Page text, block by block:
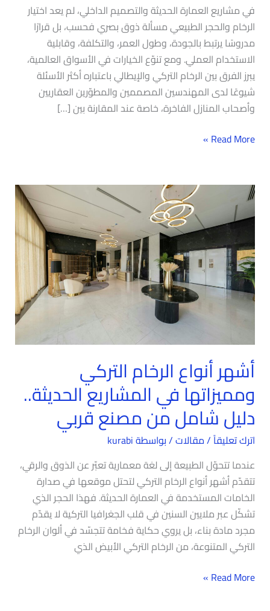
في مشاريع العمارة الحديثة والتصميم الداخلي، لم يعد اختيار
الرخام والحجر الطبيعي مسألة ذوق بصري فحسب، بل قرارًا
مدروسًا يرتبط بالجودة، وطول العمر، والتكلفة، وقابلية
الاستخدام العملي. ومع تنوّع الخيارات في الأسواق العالمية،
يبرز الفرق بين الرخام التركي والإيطالي باعتباره أكثر الأسئلة
شيوعًا لدى المهندسين المصممين والمطوّرين العقاريين
وأصحاب المنازل الفاخرة، خاصة عند المقارنة بين […]
Read More »
أشهر أنواع الرخام التركي
ومميزاتها في المشاريع الحديثة..
دليل شامل من مصنع قربي
اترك تعليقاً/مقالات/ بواسطةkurabi
عندما تتحوّل الطبيعة إلى لغة معمارية تعبّر عن الذوق والرقي،
تتقدّم أشهر أنواع الرخام التركي لتحتل موقعها في صدارة
الخامات المستخدمة في العمارة الحديثة. فهذا الحجر الذي
تشكّل عبر ملايين السنين في قلب الجغرافيا التركية لا يقدّم
مجرد مادة بناء، بل يروي حكاية فخامة تتجسّد في ألوان الرخام
التركي المتنوعة، من الرخام التركي الأبيض الذي
أشهر
أنواع
الرخام
التركي
ومميزاتها
في
المشاريع
الحديثة..
من
مصنع
قربي
Read More »